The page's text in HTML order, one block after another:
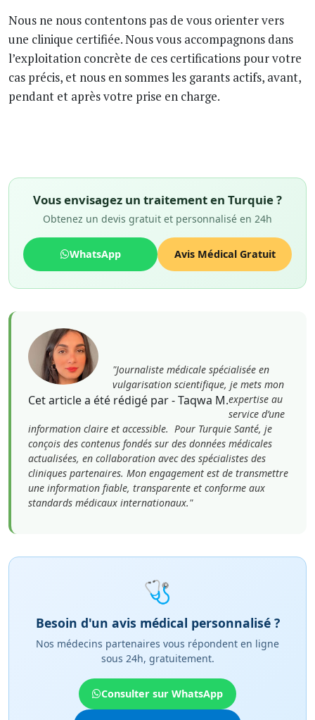
Nous ne nous contentons pas de vous orienter vers
une clinique certifiée. Nous vous accompagnons dans
l’exploitation concrète de ces certifications pour votre
cas précis, et nous en sommes les garants actifs, avant,
pendant et après votre prise en charge.
Vous envisagez un traitement en Turquie ?
Obtenez un devis gratuit et personnalisé en 24h
WhatsApp Avis Médical Gratuit
Cet article a été rédigé par - Taqwa M.
"Journaliste médicale spécialisée en
vulgarisation scientifique, je mets mon
expertise au
service d’une
information claire et accessible. Pour Turquie Santé, je
conçois des contenus fondés sur des données médicales
actualisées, en collaboration avec des spécialistes des
cliniques partenaires. Mon engagement est de transmettre
une information fiable, transparente et conforme aux
standards médicaux internationaux."
🩺
Besoin d'un avis médical personnalisé ?
Nos médecins partenaires vous répondent en ligne
sous 24h, gratuitement.
Consulter sur WhatsApp